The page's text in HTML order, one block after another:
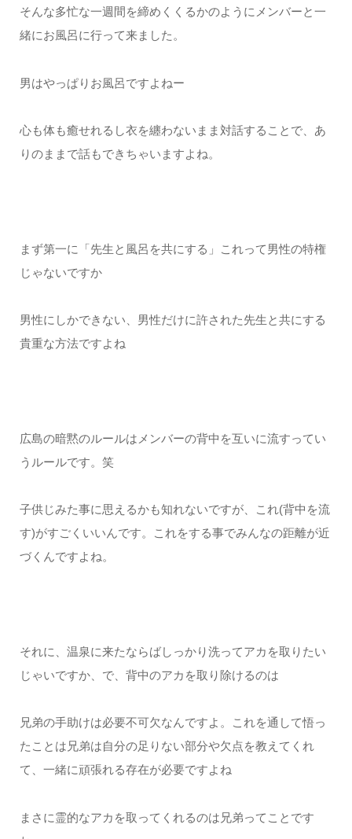
そんな多忙な一週間を締めくくるかのようにメンバーと一
緒にお風呂に行って来ました。
男はやっぱりお風呂ですよねー
心も体も癒せれるし衣を纏わないまま対話することで、あ
りのままで話もできちゃいますよね。
まず第一に「先生と風呂を共にする」これって男性の特権
じゃないですか
男性にしかできない、男性だけに許された先生と共にする
貴重な方法ですよね
広島の暗黙のルールはメンバーの背中を互いに流すってい
うルールです。笑
子供じみた事に思えるかも知れないですが、これ(背中を流
す)がすごくいいんです。これをする事でみんなの距離が近
づくんですよね。
それに、温泉に来たならばしっかり洗ってアカを取りたい
じゃいですか、で、背中のアカを取り除けるのは
兄弟の手助けは必要不可欠なんですよ。これを通して悟っ
たことは兄弟は自分の足りない部分や欠点を教えてくれ
て、一緒に頑張れる存在が必要ですよね
まさに霊的なアカを取ってくれるのは兄弟ってことです